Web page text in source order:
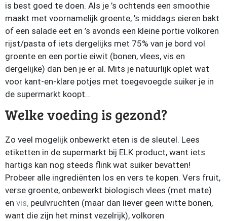
is best goed te doen. Als je ’s ochtends een smoothie
maakt met voornamelijk groente, ’s middags eieren bakt
of een salade eet en ’s avonds een kleine portie volkoren
rijst/pasta of iets dergelijks met 75% van je bord vol
groente en een portie eiwit (bonen, vlees, vis en
dergelijke) dan ben je er al. Mits je natuurlijk oplet wat
voor kant-en-klare potjes met toegevoegde suiker je in
de supermarkt koopt…
Welke voeding is gezond?
Zo veel mogelijk onbewerkt eten is de sleutel. Lees
etiketten in de supermarkt bij ELK product, want iets
hartigs kan nog steeds flink wat suiker bevatten!
Probeer alle ingrediënten los en vers te kopen. Vers fruit,
verse groente, onbewerkt biologisch vlees (met mate)
en vis, peulvruchten (maar dan liever geen witte bonen,
want die zijn het minst vezelrijk), volkoren